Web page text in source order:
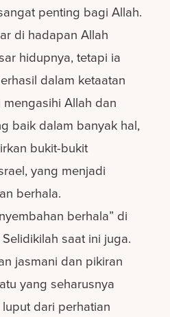
penting bagi Allah.
di hadapan Allah
hidupnya, tetapi ia
dalam ketaatan
Allah dan
baik dalam banyak hal,
bukit-bukit
yang menjadi
berhala.
berhala” di
saat ini juga.
jasmani dan pikiran
yang seharusnya
dari perhatian